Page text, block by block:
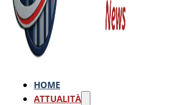
HOME
ATTUALITÀ